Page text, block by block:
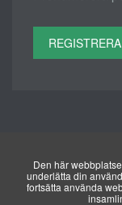
REGISTRERA
Den här
underlätta din
fortsätta använda